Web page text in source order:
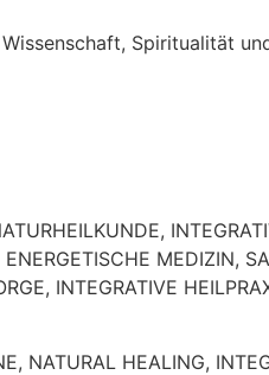
MEDIZIN,
INTEGRATIVE
NATURAL HEALING,